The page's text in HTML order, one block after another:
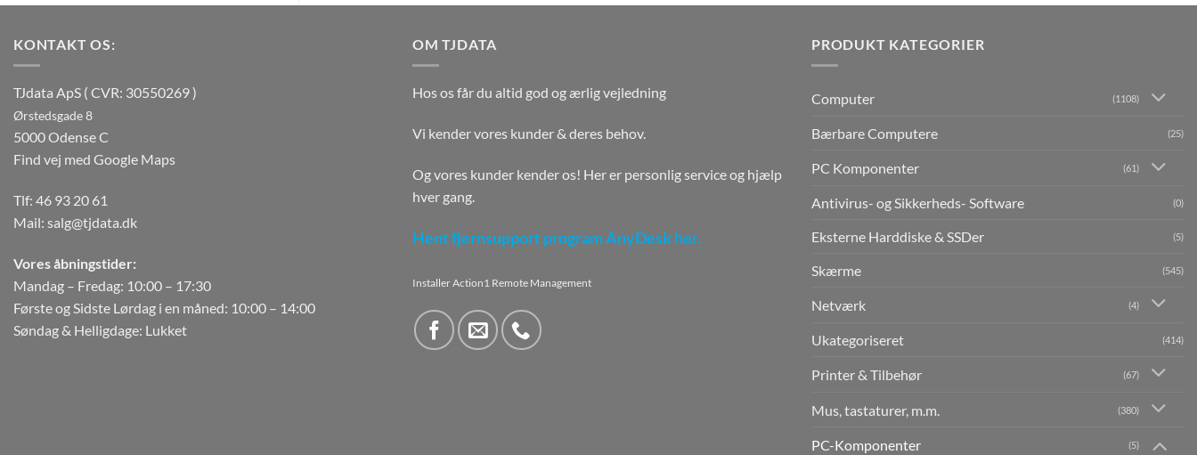
KONTAKT OS:
TJdata ApS ( CVR: 30550269 )
Ørstedsgade 8
5000 Odense C
Find vej med Google Maps
Tlf: 46 93 20 61
Mail: salg@tjdata.dk
Vores åbningstider:
Mandag – Fredag: 10:00 – 17:30
Første og Sidste Lørdag i en måned: 10:00 – 14:00
Søndag & Helligdage: Lukket
OM TJDATA
Hos os får du altid god og ærlig vejledning
Vi kender vores kunder & deres behov.
Og vores kunder kender os! Her er personlig service og hjælp
hver gang.
Hent fjernsupport program AnyDesk her.
Installer Action1 Remote Management
PRODUKT KATEGORIER
Computer (1108)
Bærbare Computere (25)
PC Komponenter (61)
Antivirus- og Sikkerheds- Software (0)
Eksterne Harddiske & SSDer (5)
Skærme (545)
Netværk (4)
Ukategoriseret (414)
Printer & Tilbehør (67)
Mus, tastaturer, m.m. (380)
PC-Komponenter (5)